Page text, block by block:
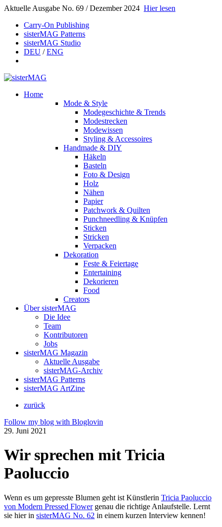
Aktuelle Ausgabe No. 69 / Dezember 2024 Hier lesen
Carry-On Publishing
sisterMAG Patterns
sisterMAG Studio
DEU /ENG
Home
Mode & Style
Modegeschichte & Trends
Modestrecken
Modewissen
Styling & Accessoires
Handmade & DIY
Häkeln
Basteln
Foto & Design
Holz
Nähen
Papier
Patchwork & Quilten
Punchneedling & Knüpfen
Sticken
Stricken
Verpacken
Dekoration
Feste & Feiertage
Entertaining
Dekorieren
Food
Creators
Über sisterMAG
Die Idee
Team
Kontributoren
Jobs
sisterMAG Magazin
Aktuelle Ausgabe
sisterMAG-Archiv
sisterMAG Patterns
sisterMAG ArtZine
zurück
Follow my blog with Bloglovin
29. Juni 2021
Wir sprechen mit Tricia
Paoluccio
Wenn es um gepresste Blumen geht ist Künstlerin Tricia Paoluccio
von Modern Pressed Flowergenau die richtige Anlaufstelle. Lernt
sie hier in sisterMAG No. 62 in einem kurzen Interview kennen!